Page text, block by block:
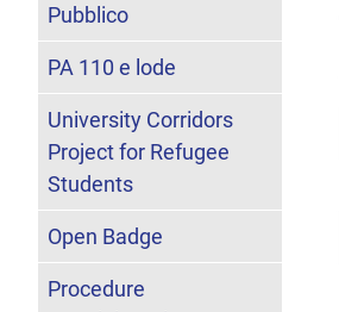
Pubblico
PA 110 e lode
University Corridors
Project for Refugee
Students
Open Badge
Procedure